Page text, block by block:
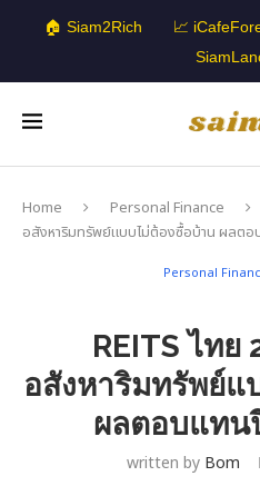
🏠 Siam2Rich 📈
Home Personal Finance
อสังหาริมทรัพย์แบบไม่ต้องซื้อบ้าน ผลตอ
Personal
REITS ไทย
อสังหาริมทรัพย์
ผลตอบแทน
written by Bom